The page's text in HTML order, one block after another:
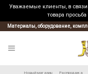
Уважаемые клиенты, в
товара
Материалы, оборудование,
Новый магазин Распродажа